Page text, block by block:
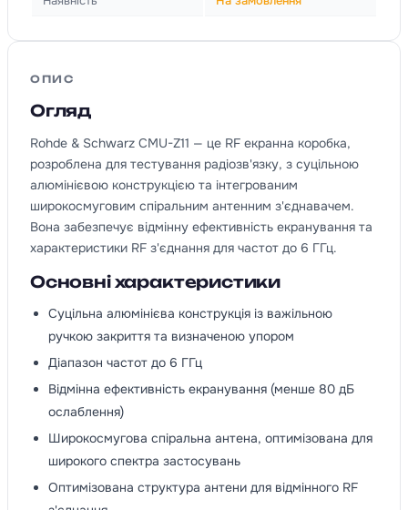
ОПИС
Огляд
Rohde & Schwarz CMU-Z11 — це RF екранна коробка,
розроблена для тестування радіозв'язку, з суцільною
алюмінієвою конструкцією та інтегрованим
широкосмуговим спіральним антенним з'єднавачем.
Вона забезпечує відмінну ефективність екранування та
характеристики RF з'єднання для частот до 6 ГГц.
Основні характеристики
Суцільна алюмінієва конструкція із важільною
ручкою закриття та визначеною упором
Діапазон частот до 6 ГГц
Відмінна ефективність екранування (менше 80 дБ
ослаблення)
Широкосмугова спіральна антена, оптимізована для
широкого спектра застосувань
Оптимізована структура антени для відмінного RF